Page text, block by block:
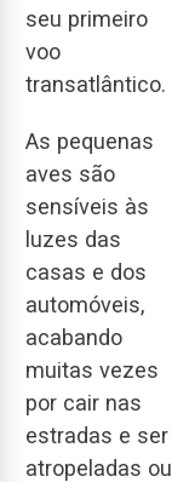
seu primeiro
voo
transatlântico.
As pequenas
aves são
sensíveis às
luzes das
casas e dos
automóveis,
acabando
muitas vezes
por cair nas
estradas e ser
atropeladas ou